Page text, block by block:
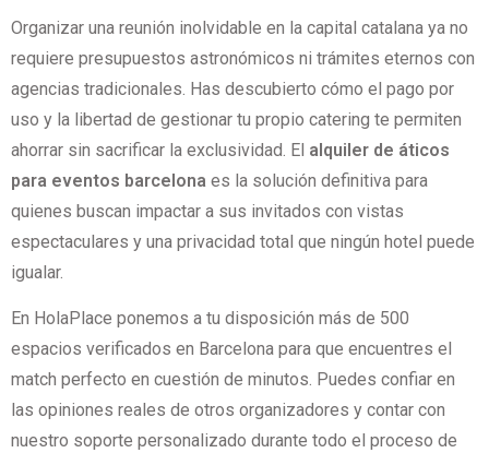
Organizar una reunión inolvidable en la capital catalana ya no
requiere presupuestos astronómicos ni trámites eternos con
agencias tradicionales. Has descubierto cómo el pago por
uso y la libertad de gestionar tu propio catering te permiten
ahorrar sin sacrificar la exclusividad. El alquiler de áticos
para eventos barcelona es la solución definitiva para
quienes buscan impactar a sus invitados con vistas
espectaculares y una privacidad total que ningún hotel puede
igualar.
En HolaPlace ponemos a tu disposición más de 500
espacios verificados en Barcelona para que encuentres el
match perfecto en cuestión de minutos. Puedes confiar en
las opiniones reales de otros organizadores y contar con
nuestro soporte personalizado durante todo el proceso de